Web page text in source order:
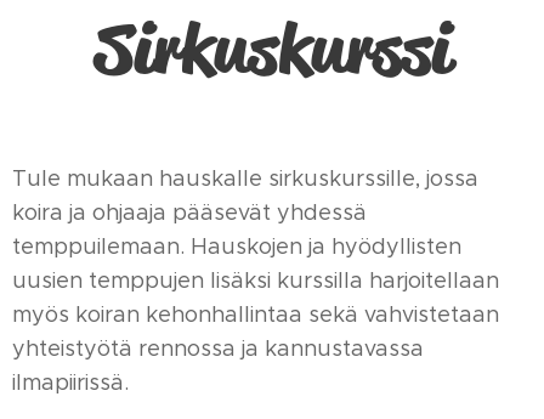
Sirkuskurssi
Tule mukaan hauskalle sirkuskurssille, jossa
koira ja ohjaaja pääsevät yhdessä
temppuilemaan. Hauskojen ja hyödyllisten
uusien temppujen lisäksi kurssilla harjoitellaan
myös koiran kehonhallintaa sekä vahvistetaan
yhteistyötä rennossa ja kannustavassa
ilmapiirissä.